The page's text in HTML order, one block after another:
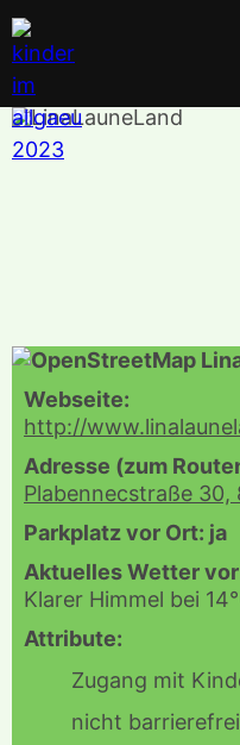
Webseite:
http://
Adresse (zum
Plabennecstraße
Parkplatz vor Ort: ja
Aktuelles Wetter
Klarer Himmel bei
Attribute:
Zugang mit
nicht barrierefrei